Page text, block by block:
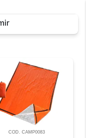
COD. CAMP0083